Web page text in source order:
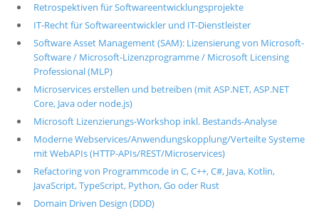
Retrospektiven für Softwareentwicklungsprojekte
IT-Recht für Softwareentwickler und IT-Dienstleister
Software Asset Management (SAM): Lizensierung von Microsoft-
Software / Microsoft-Lizenzprogramme / Microsoft Licensing
Professional (MLP)
Microservices erstellen und betreiben (mit ASP.NET, ASP.NET
Core, Java oder node.js)
Microsoft Lizenzierungs-Workshop inkl. Bestands-Analyse
Moderne Webservices/Anwendungskopplung/Verteilte Systeme
mit WebAPIs (HTTP-APIs/REST/Microservices)
Refactoring von Programmcode in C, C++, C#, Java, Kotlin,
JavaScript, TypeScript, Python, Go oder Rust
Domain Driven Design (DDD)